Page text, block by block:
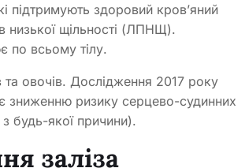
підтримують здоровий кров’яний
низької щільності (ЛПНЩ).
по всьому тілу.
овочів. Дослідження 2017 року
зниженню ризику серцево-судинних
будь-якої причини).
заліза